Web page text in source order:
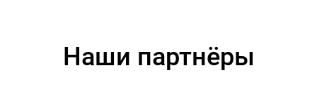
Наши партнёры